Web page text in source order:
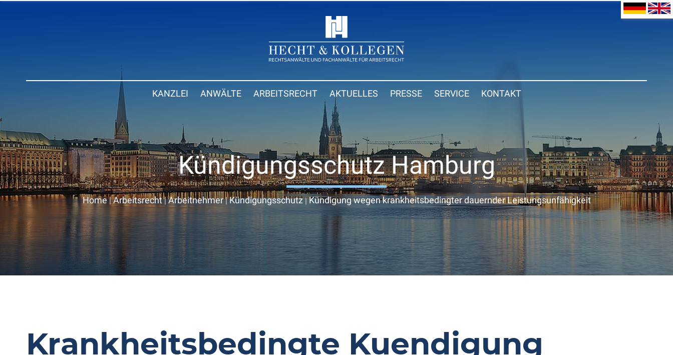
KANZLEI ANWÄLTE ARBEITSRECHT AKTUELLES PRESSE SERVICE KONTAKT
Kündigungsschutz Hamburg
Home|Arbeitsrecht|Arbeitnehmer|Kündigungsschutz|Kündigung wegen krankheitsbedingter dauernder Leistungsunfähigkeit
Krankheitsbedingte Kuendigung